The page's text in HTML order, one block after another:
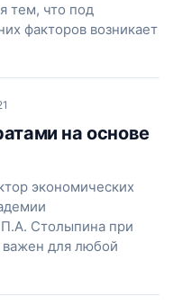
тем, что под
факторов возникает
на основе
экономических
Столыпина при
важен для любой